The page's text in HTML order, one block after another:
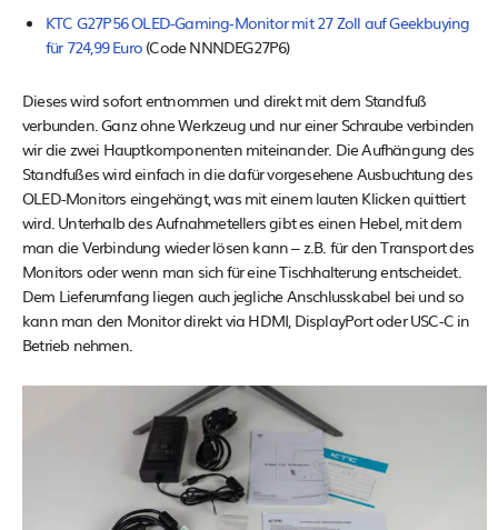
KTC G27P56 OLED-Gaming-Monitor mit 27 Zoll auf Geekbuying
für 724,99 Euro (Code NNNDEG27P6)
Dieses wird sofort entnommen und direkt mit dem Standfuß
verbunden. Ganz ohne Werkzeug und nur einer Schraube verbinden
wir die zwei Hauptkomponenten miteinander. Die Aufhängung des
Standfußes wird einfach in die dafür vorgesehene Ausbuchtung des
OLED-Monitors eingehängt, was mit einem lauten Klicken quittiert
wird. Unterhalb des Aufnahmetellers gibt es einen Hebel, mit dem
man die Verbindung wieder lösen kann – z.B. für den Transport des
Monitors oder wenn man sich für eine Tischhalterung entscheidet.
Dem Lieferumfang liegen auch jegliche Anschlusskabel bei und so
kann man den Monitor direkt via HDMI, DisplayPort oder USC-C in
Betrieb nehmen.